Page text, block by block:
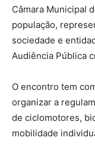
Câmara Municipal
população,
sociedade e
Audiência Pública
O encontro tem
organizar a
de ciclomotores,
mobilidade